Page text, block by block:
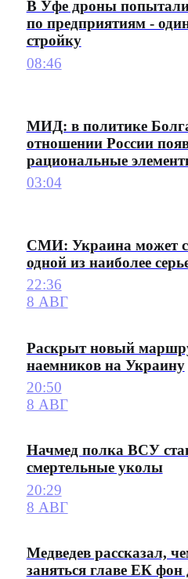
В Уфе дроны
по предприятиям -
стройку
08:46
МИД: в политике
отношении России
рациональные
03:04
СМИ: Украина может
одной из наиболее
22:36
8 АВГ
Раскрыт новый
наемников на Украину
20:50
8 АВГ
Начмед полка ВСУ
смертельные уколы
20:29
8 АВГ
Медведев рассказал,
заняться главе ЕК фон